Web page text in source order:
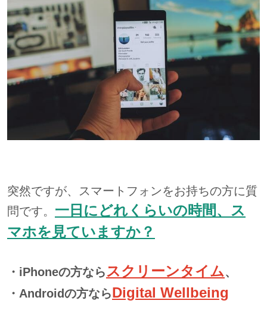
突然ですが、スマートフォンをお持ちの方に質
問です。 一日にどれくらいの時間、ス
マホを見ていますか？
・iPhoneの方ならスクリーンタイム、
・Androidの方ならDigital Wellbeing